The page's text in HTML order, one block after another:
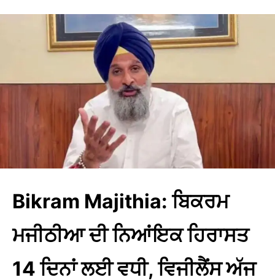
Bikram Majithia: ਬਿਕਰਮ
ਮਜੀਠੀਆ ਦੀ ਨਿਆਂਇਕ ਹਿਰਾਸਤ
14 ਦਿਨਾਂ ਲਈ ਵਧੀ, ਵਿਜੀਲੈਂਸ ਅੱਜ